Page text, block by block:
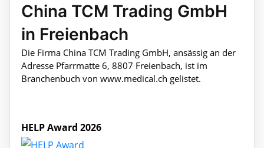
China TCM Trading GmbH
in Freienbach
Die Firma China TCM Trading GmbH, ansässig an der
Adresse Pfarrmatte 6, 8807 Freienbach, ist im
Branchenbuch von www.medical.ch gelistet.
HELP Award 2026